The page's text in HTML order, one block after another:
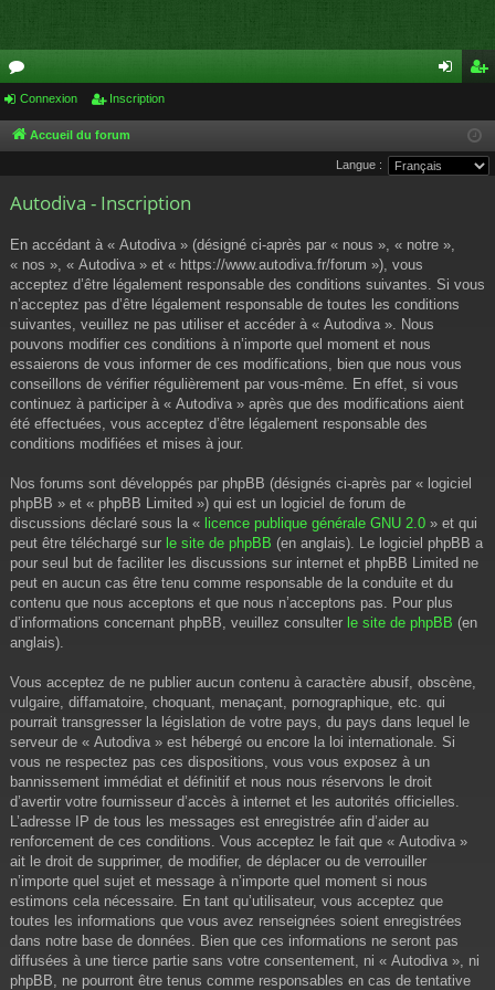
or
u
s
cri
pti
Connexion Inscription
Accueil du forum
Langue :
Autodiva - Inscription
En accédant à « Autodiva » (désigné ci-après par « nous », « notre »,
« nos », « Autodiva » et « https://www.autodiva.fr/forum »), vous
acceptez d’être légalement responsable des conditions suivantes. Si vous
n’acceptez pas d’être légalement responsable de toutes les conditions
suivantes, veuillez ne pas utiliser et accéder à « Autodiva ». Nous
pouvons modifier ces conditions à n’importe quel moment et nous
essaierons de vous informer de ces modifications, bien que nous vous
conseillons de vérifier régulièrement par vous-même. En effet, si vous
continuez à participer à « Autodiva » après que des modifications aient
été effectuées, vous acceptez d’être légalement responsable des
conditions modifiées et mises à jour.
Nos forums sont développés par phpBB (désignés ci-après par « logiciel
phpBB » et « phpBB Limited ») qui est un logiciel de forum de
discussions déclaré sous la « licence publique générale GNU 2.0 » et qui
peut être téléchargé sur le site de phpBB (en anglais). Le logiciel phpBB a
pour seul but de faciliter les discussions sur internet et phpBB Limited ne
peut en aucun cas être tenu comme responsable de la conduite et du
contenu que nous acceptons et que nous n’acceptons pas. Pour plus
d’informations concernant phpBB, veuillez consulter le site de phpBB (en
anglais).
Vous acceptez de ne publier aucun contenu à caractère abusif, obscène,
vulgaire, diffamatoire, choquant, menaçant, pornographique, etc. qui
pourrait transgresser la législation de votre pays, du pays dans lequel le
serveur de « Autodiva » est hébergé ou encore la loi internationale. Si
vous ne respectez pas ces dispositions, vous vous exposez à un
bannissement immédiat et définitif et nous nous réservons le droit
d’avertir votre fournisseur d’accès à internet et les autorités officielles.
L’adresse IP de tous les messages est enregistrée afin d’aider au
renforcement de ces conditions. Vous acceptez le fait que « Autodiva »
ait le droit de supprimer, de modifier, de déplacer ou de verrouiller
n’importe quel sujet et message à n’importe quel moment si nous
estimons cela nécessaire. En tant qu’utilisateur, vous acceptez que
toutes les informations que vous avez renseignées soient enregistrées
dans notre base de données. Bien que ces informations ne seront pas
diffusées à une tierce partie sans votre consentement, ni « Autodiva », ni
phpBB, ne pourront être tenus comme responsables en cas de tentative